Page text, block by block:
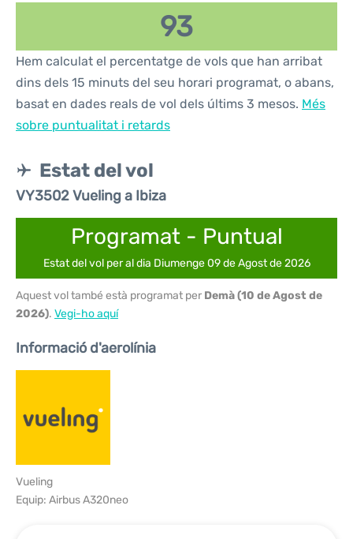
93
Hem calculat el percentatge de vols que han arribat
dins dels 15 minuts del seu horari programat, o abans,
basat en dades reals de vol dels últims 3 mesos. Més
sobre puntualitat i retards
Estat del vol
VY3502 Vueling a Ibiza
Programat - Puntual
Estat del vol per al dia Diumenge 09 de Agost de 2026
Aquest vol també està programat per Demà (10 de Agost de
2026). Vegi-ho aquí
Informació d'aerolínia
Vueling
Equip: Airbus A320neo